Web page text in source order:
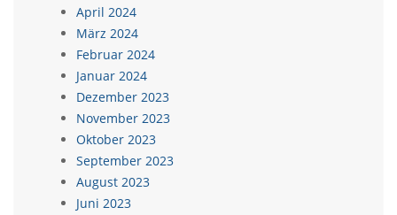
April 2024
März 2024
Februar 2024
Januar 2024
Dezember 2023
November 2023
Oktober 2023
September 2023
August 2023
Juni 2023